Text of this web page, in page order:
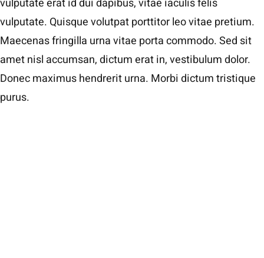
vulputate erat id dui dapibus, vitae iaculis felis
vulputate. Quisque volutpat porttitor leo vitae pretium.
Maecenas fringilla urna vitae porta commodo. Sed sit
amet nisl accumsan, dictum erat in, vestibulum dolor.
Donec maximus hendrerit urna. Morbi dictum tristique
purus.